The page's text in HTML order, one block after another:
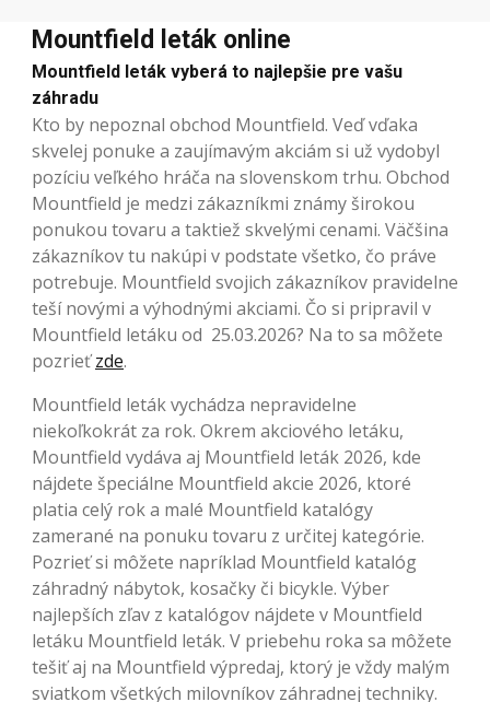
Mountfield leták online
Mountfield leták vyberá to najlepšie pre vašu
záhradu
Kto by nepoznal obchod Mountfield. Veď vďaka
skvelej ponuke a zaujímavým akciám si už vydobyl
pozíciu veľkého hráča na slovenskom trhu. Obchod
Mountfield je medzi zákazníkmi známy širokou
ponukou tovaru a taktiež skvelými cenami. Väčšina
zákazníkov tu nakúpi v podstate všetko, čo práve
potrebuje. Mountfield svojich zákazníkov pravidelne
teší novými a výhodnými akciami. Čo si pripravil v
Mountfield letáku od 25.03.2026? Na to sa môžete
pozrieťzde.
Mountfield leták vychádza nepravidelne
niekoľkokrát za rok. Okrem akciového letáku,
Mountfield vydáva aj Mountfield leták 2026, kde
nájdete špeciálne Mountfield akcie 2026, ktoré
platia celý rok a malé Mountfield katalógy
zamerané na ponuku tovaru z určitej kategórie.
Pozrieť si môžete napríklad Mountfield katalóg
záhradný nábytok, kosačky či bicykle. Výber
najlepších zľav z katalógov nájdete v Mountfield
letáku Mountfield leták. V priebehu roka sa môžete
tešiť aj na Mountfield výpredaj, ktorý je vždy malým
sviatkom všetkých milovníkov záhradnej techniky.